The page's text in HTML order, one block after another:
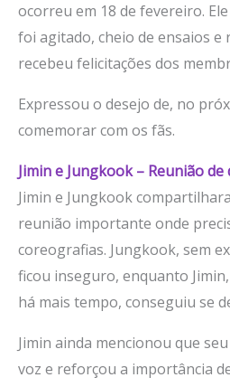
ocorreu em 18 de fevereiro.
foi agitado, cheio de ensaios e
recebeu felicitações dos
Expressou o desejo de, no
comemorar com os fãs.
Jimin e Jungkook – Reunião de
Jimin e Jungkook
reunião importante onde
coreografias. Jungkook, sem
ficou inseguro, enquanto
há mais tempo, conseguiu se
Jimin ainda mencionou que
voz e reforçou a importância